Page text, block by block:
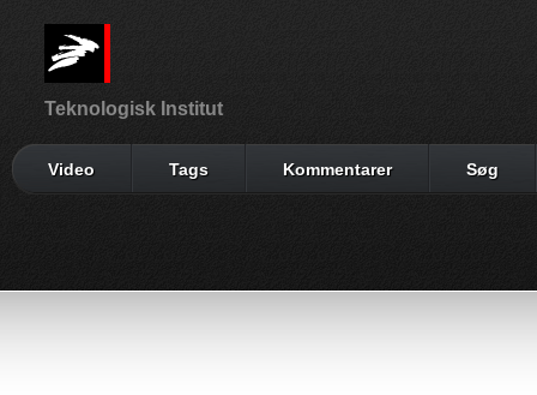
Teknologisk Institut
Video Tags Kommentarer Søg